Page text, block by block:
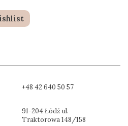
+48 42 640 50 57
91-204 Łódź ul.
Traktorowa 148/158